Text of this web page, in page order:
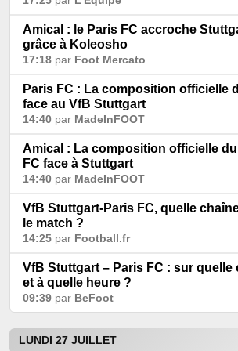
Amical : le Paris FC accroche
grâce à Koleosho
17:18 par Foot Mercato
Paris FC : La composition officielle
face au VfB Stuttgart
14:40 par MadeInFOOT
Amical : La composition officielle
FC face à Stuttgart
14:40 par MadeInFOOT
VfB Stuttgart-Paris FC, quelle
le match ?
14:25 par Football.fr
VfB Stuttgart – Paris FC : sur quelle
et à quelle heure ?
09:39 par BeFoot
LUNDI 27 JUILLET